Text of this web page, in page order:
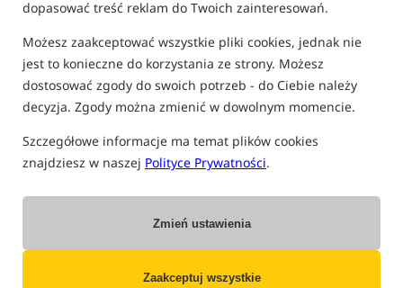
dopasować treść reklam do Twoich zainteresowań.
Możesz zaakceptować wszystkie pliki cookies, jednak nie
jest to konieczne do korzystania ze strony. Możesz
dostosować zgody do swoich potrzeb - do Ciebie należy
decyzja. Zgody można zmienić w dowolnym momencie.
Szczegółowe informacje ma temat plików cookies
znajdziesz w naszej Polityce Prywatności.
Zmień ustawienia
Zaakceptuj wszystkie
PRODUKTY KAMPOL
Brak produktów.
WYPRZEDAŻE»PROMOCJE
Zapisz się do newslettera i bądź na bieżącoz najlepszymi okazjami!